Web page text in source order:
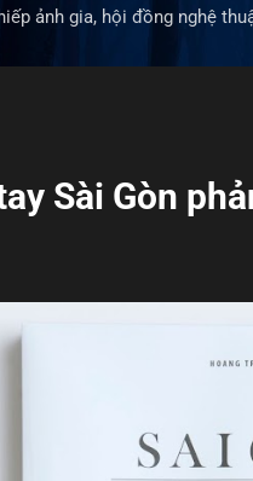
ảnh gia, hội đồng nghệ
Sài Gòn